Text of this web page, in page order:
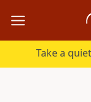
Take a